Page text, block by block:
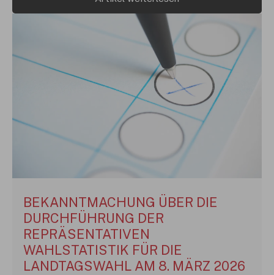
BEKANNTMACHUNG ÜBER DIE
DURCHFÜHRUNG DER
REPRÄSENTATIVEN
WAHLSTATISTIK FÜR DIE
LANDTAGSWAHL AM 8. MÄRZ 2026